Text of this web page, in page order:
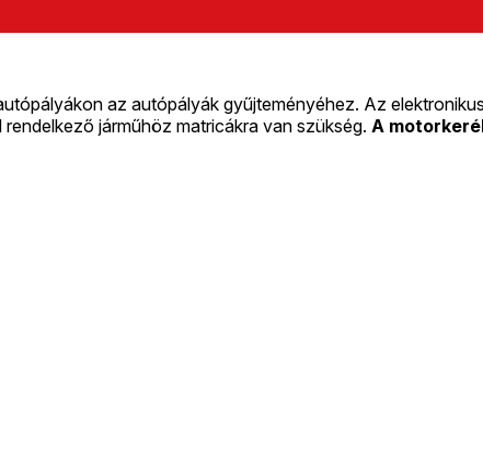
az autópályák gyűjteményéhez. Az
járműhöz matricákra van szükség. A